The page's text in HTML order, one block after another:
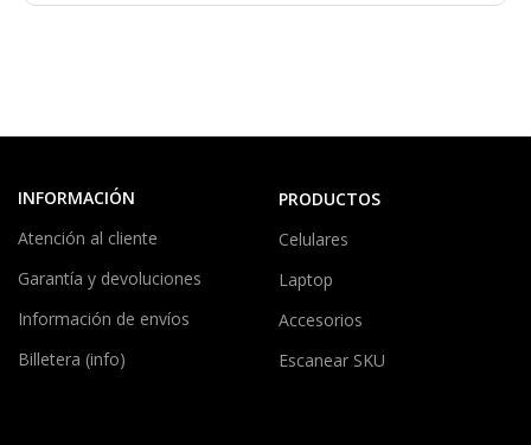
INFORMACIÓN
Atención al cliente
Garantía y devoluciones
Información de envíos
Billetera (info)
PRODUCTOS
Celulares
Laptop
Accesorios
Escanear SKU